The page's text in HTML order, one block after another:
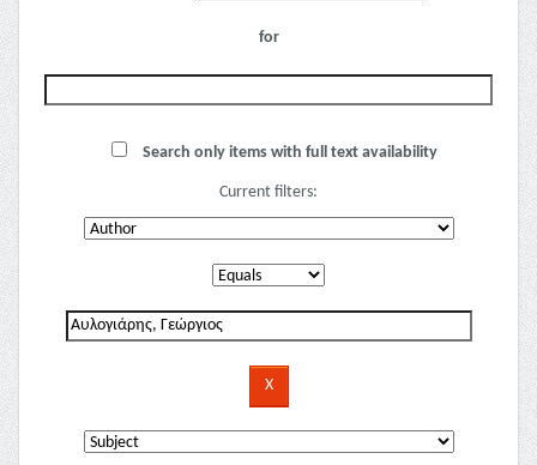
for
Search only items with full text availability
Current filters: